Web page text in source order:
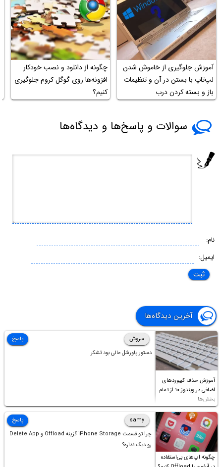
آموزش جلوگیری از خاموش شدن
لپ‌تاپ با بستن در آن و تنظیمات
باز و بسته کردن درب
چگونه از دانلود و نصب خودکار
افزونه‌ها روی گوگل کروم جلوگیری
کنیم؟
سوالات و پاسخ‌ها و دیدگاه‌ها
نام:
ایمیل:
آخرین دیدگاه‌ها
آموزش حذف کیبوردهای
اضافی در ویندوز ۱۰ از تمام
بخش‌ها
سروش
دستور پاورشل عالی بود تشکر
پاسخ
چگونه اپ‌های بی‌استفاده
samy
چرا تو قسمت iPhone Storage گزینه Offload و Delete App
رو دیگ نداره؟
پاسخ